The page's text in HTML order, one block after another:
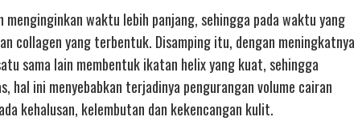
waktu lebih panjang, sehingga pada waktu yang
collagen yang terbentuk. Disamping itu, dengan meningkatnya
sama lain membentuk ikatan helix yang kuat, sehingga
ini menyebabkan terjadinya pengurangan volume cairan
kehalusan, kelembutan dan kekencangan kulit.